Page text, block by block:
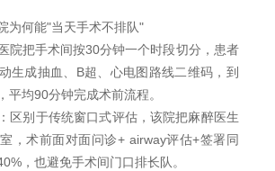
为何能"当天手术不排队"
院把手术间按30分钟一个时段切分，患者
生成抽血、B超、心电图路线二维码，到
平均90分钟完成术前流程。
：区别于传统窗口式评估，该院把麻醉医生
，术前面对面问诊+ airway评估+签署同
，也避免手术间门口排长队。